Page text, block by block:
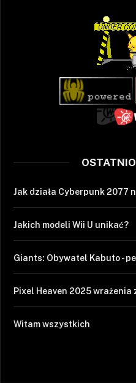
Jak działa Cyberpunk 2077
Jakich modeli Wii U unikać?
Giants: Obywatel Kabuto -
Pixel Heaven 2025 wrażenia
Witam wszystkich